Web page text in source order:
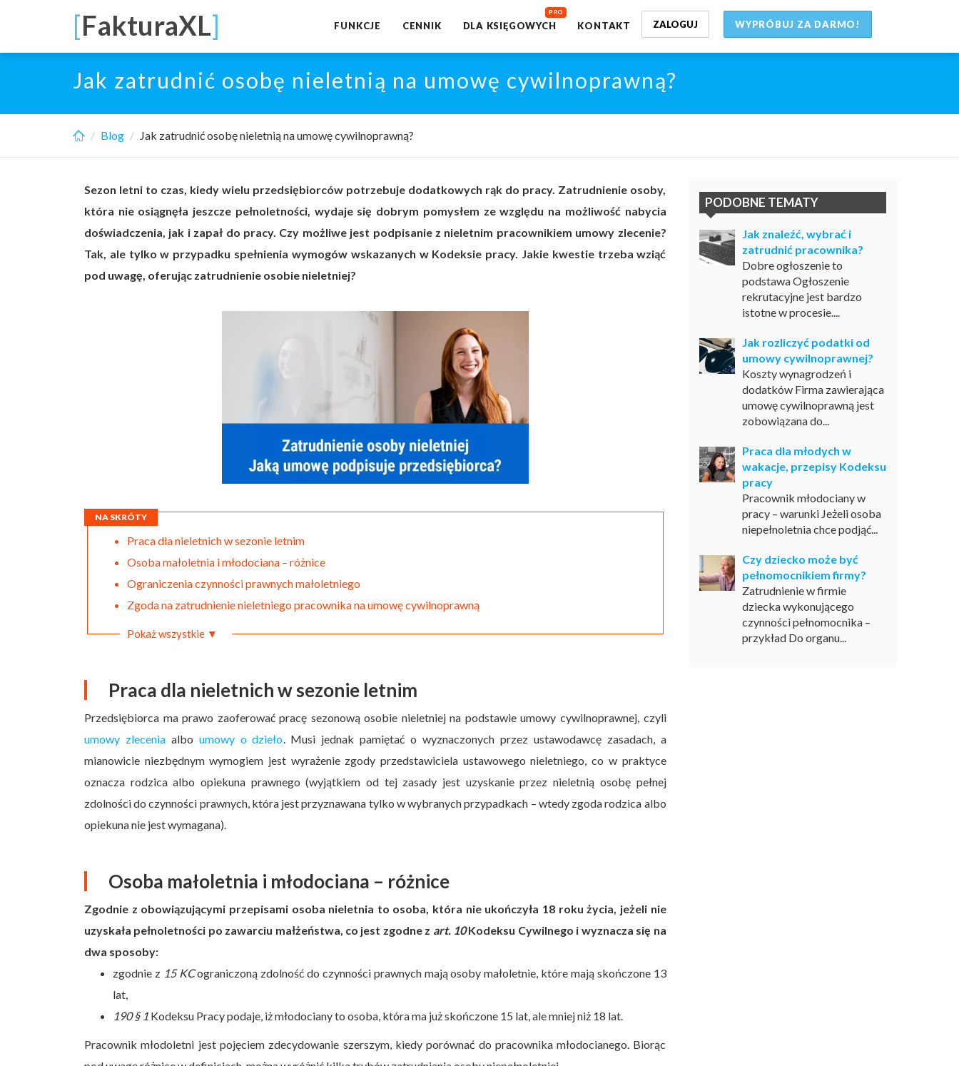
main
[FakturaXL] WYPRÓBUJ ZA DARMO!
ZALOGUJ
FUNKCJE CENNIK DLA KSIĘGOWYCH KONTAKT
Jak zatrudnić osobę nieletnią na umowę cywilnoprawną?
Blog Jak zatrudnić osobę nieletnią na umowę cywilnoprawną?
Sezon letni to czas, kiedy wielu przedsiębiorców potrzebuje dodatkowych rąk do pracy. Zatrudnienie osoby,
która nie osiągnęła jeszcze pełnoletności, wydaje się dobrym pomysłem ze względu na możliwość nabycia
doświadczenia, jak i zapał do pracy. Czy możliwe jest podpisanie z nieletnim pracownikiem umowy zlecenie?
Tak, ale tylko w przypadku spełnienia wymogów wskazanych w Kodeksie pracy. Jakie kwestie trzeba wziąć
pod uwagę, oferując zatrudnienie osobie nieletniej?
NA SKRÓTY
Praca dla nieletnich w sezonie letnim
Osoba małoletnia i młodociana – różnice
Ograniczenia czynności prawnych małoletniego
Zgoda na zatrudnienie nieletniego pracownika na umowę cywilnoprawną
Pokaż wszystkie ▼
Praca dla nieletnich w sezonie letnim
Przedsiębiorca ma prawo zaoferować pracę sezonową osobie nieletniej na podstawie umowy cywilnoprawnej, czyli
umowy zleceniaalbo umowy o dzieło. Musi jednak pamiętać o wyznaczonych przez ustawodawcę zasadach, a
mianowicie niezbędnym wymogiem jest wyrażenie zgody przedstawiciela ustawowego nieletniego, co w praktyce
oznacza rodzica albo opiekuna prawnego (wyjątkiem od tej zasady jest uzyskanie przez nieletnią osobę pełnej
zdolności do czynności prawnych, która jest przyznawana tylko w wybranych przypadkach – wtedy zgoda rodzica albo
opiekuna nie jest wymagana).
Osoba małoletnia i młodociana – różnice
Zgodnie z obowiązującymi przepisami osoba nieletnia to osoba, która nie ukończyła 18 roku życia, jeżeli nie
uzyskała pełnoletności po zawarciu małżeństwa, co jest zgodne z art. 10Kodeksu Cywilnego i wyznacza się na
dwa sposoby:
zgodnie z 15 KCograniczoną zdolność do czynności prawnych mają osoby małoletnie, które mają skończone 13
lat,
190 § 1 Kodeksu Pracy podaje, iż młodociany to osoba, która ma już skończone 15 lat, ale mniej niż 18 lat.
Pracownik młodoletni jest pojęciem zdecydowanie szerszym, kiedy porównać do pracownika młodocianego. Biorąc
PODOBNE TEMATY
Jak znaleźć, wybrać i
zatrudnić pracownika?
Dobre ogłoszenie to
podstawa Ogłoszenie
rekrutacyjne jest bardzo
istotne w procesie....
Jak rozliczyć podatki od
umowy cywilnoprawnej?
Koszty wynagrodzeń i
dodatków Firma zawierająca
umowę cywilnoprawną jest
zobowiązana do...
Praca dla młodych w
wakacje, przepisy Kodeksu
pracy
Pracownik młodociany w
pracy – warunki Jeżeli osoba
niepełnoletnia chce podjąć...
Czy dziecko może być
pełnomocnikiem firmy?
Zatrudnienie w firmie
dziecka wykonującego
czynności pełnomocnika –
przykład Do organu...